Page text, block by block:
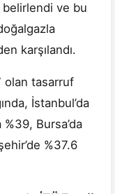
belirlendi ve bu
karşılandı.
olan tasarruf
İstanbul’da
%39, Bursa’da
%37.6